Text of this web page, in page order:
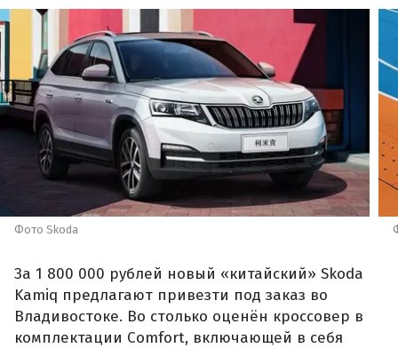
Фото Skoda
За 1 800 000 рублей новый «китайский» Skoda
Kamiq предлагают привезти под заказ во
Владивостоке. Во столько оценён кроссовер в
комплектации Comfort, включающей в себя